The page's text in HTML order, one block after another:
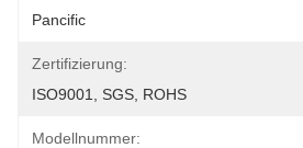
Pancific
Zertifizierung:
ISO9001, SGS, ROHS
Modellnummer: